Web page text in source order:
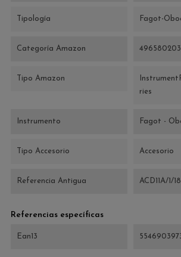
Tipología Fagot-
Categoría Amazon 4965802031
Tipo Amazon
ries
Instrumento Fagot -
Tipo Accesorio Accesorio
Referencia Antigua ACD11A/1/
Referencias específicas
Ean13